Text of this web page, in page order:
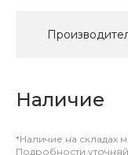
Наличие
*Наличие на складах
Подробности